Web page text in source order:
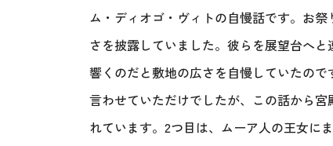
ム・ディオゴ・ヴィトの自慢話です。お
さを披露していました。彼らを展望台へ
響くのだと敷地の広さを自慢していたの
言わせていただけでしたが、この話から
れています。2つ目は、ムーア人の王女に